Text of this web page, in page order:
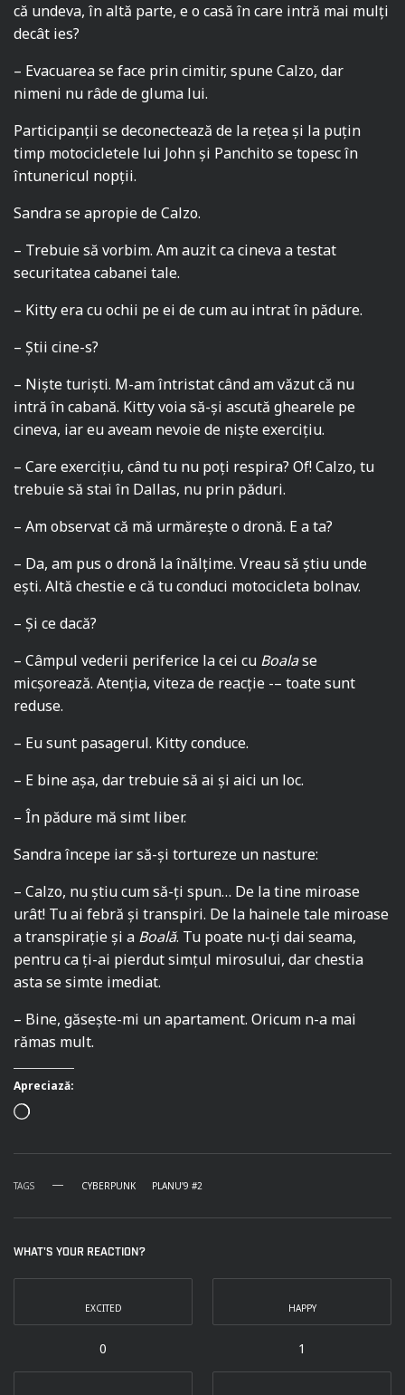
că undeva, în altă parte, e o casă în care intră mai mulți
decât ies?
– Evacuarea se face prin cimitir, spune Calzo, dar
nimeni nu râde de gluma lui.
Participanții se deconectează de la rețea și la puțin
timp motocicletele lui John și Panchito se topesc în
întunericul nopții.
Sandra se apropie de Calzo.
– Trebuie să vorbim. Am auzit ca cineva a testat
securitatea cabanei tale.
– Kitty era cu ochii pe ei de cum au intrat în pădure.
– Știi cine-s?
– Niște turiști. M-am întristat când am văzut că nu
intră în cabană. Kitty voia să-și ascută ghearele pe
cineva, iar eu aveam nevoie de niște exercițiu.
– Care exercițiu, când tu nu poți respira? Of! Calzo, tu
trebuie să stai în Dallas, nu prin păduri.
– Am observat că mă urmărește o dronă. E a ta?
– Da, am pus o dronă la înălțime. Vreau să știu unde
ești. Altă chestie e că tu conduci motocicleta bolnav.
– Și ce dacă?
– Câmpul vederii periferice la cei cu Boalase
micșorează. Atenția, viteza de reacție -– toate sunt
reduse.
– Eu sunt pasagerul. Kitty conduce.
– E bine așa, dar trebuie să ai și aici un loc.
– În pădure mă simt liber.
Sandra începe iar să-și tortureze un nasture:
– Calzo, nu știu cum să-ți spun… De la tine miroase
urât! Tu ai febră și transpiri. De la hainele tale miroase
a transpirație și a Boală. Tu poate nu-ți dai seama,
pentru ca ți-ai pierdut simțul mirosului, dar chestia
asta se simte imediat.
– Bine, găsește-mi un apartament. Oricum n-a mai
rămas mult.
Apreciază:
TAGS CYBERPUNK PLANU’9 #2
WHAT'S YOUR REACTION?
EXCITED
0
HAPPY
1